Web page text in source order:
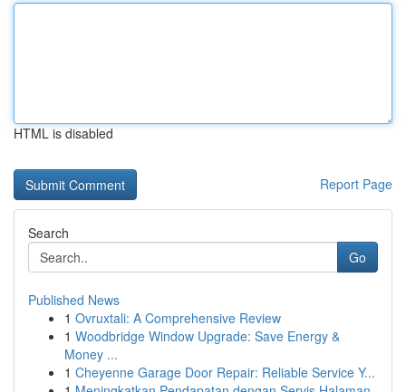
HTML is disabled
Report Page
Search
Go
Published News
1 Ovruxtali: A Comprehensive Review
1 Woodbridge Window Upgrade: Save Energy &
Money ...
1 Cheyenne Garage Door Repair: Reliable Service Y...